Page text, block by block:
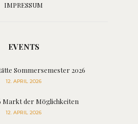
IMPRESSUM
EVENTS
Sommersemester 2026
12. APRIL 2026
Markt der Möglichkeiten
12. APRIL 2026